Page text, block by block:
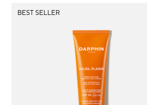
BEST SELLER